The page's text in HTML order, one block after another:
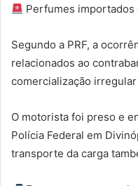
Perfumes
Segundo a PRF, a
relacionados ao
comercialização
O motorista foi preso e
Polícia Federal em
transporte da carga